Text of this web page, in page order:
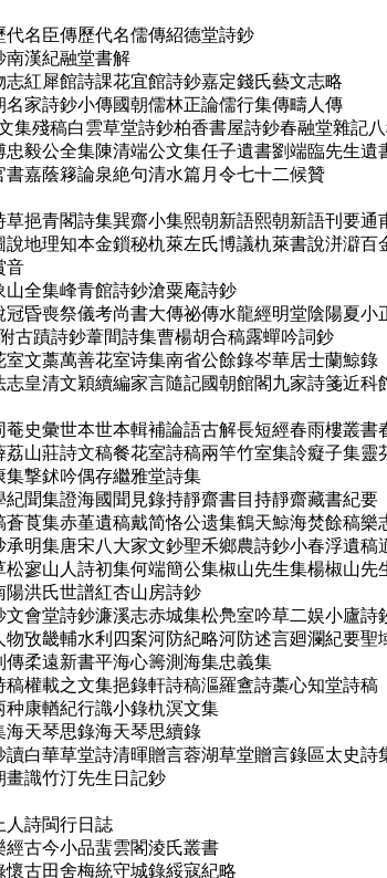
名臣傳歷代名儒傳紹德堂詩鈔
南漢紀融堂書解
紅犀館詩課花宜館詩鈔嘉定錢氏藝文志略
家詩鈔小傳國朝儒林正論儒行集傳疇人傳
集殘稿白雲草堂詩鈔柏香書屋詩鈔春融堂雜記
毅公全集陳清端公文集任子遺書劉端臨先生遺
嘉蔭簃論泉絶句清水篇月令七十二候贊
挹青閣詩集巽齋小集熙朝新語熙朝新語刊要通
地理知本金鎻秘朹萊左氏博議朹萊書說洴澼百
音
山全集峰青館詩鈔滄粟庵詩鈔
冠昏喪祭儀考尚書大傳祕傳水龍經明堂陰陽夏
古蹟詩鈔葦間詩集曹楊胡合稿露蟬吟詞鈔
文藁萬善花室诗集南省公餘錄岑華居士蘭鯨錄
皇清文穎續編家言隨記國朝館閣九家詩箋近科
史彙世本世本輯補論語古解長短經春雨樓叢書
荔山莊詩文稿餐花室詩稿兩竿竹室集詅癡子集
集撃鉥吟偶存繼雅堂詩集
聞集證海國聞見錄持靜齋書目持靜齋藏書紀要
莨集赤堇遺稿戴简恪公遗集鶴天鯨海焚餘稿樂
明集唐宋八大家文鈔聖禾鄉農詩鈔小春浮遺
松寥山人詩初集何端簡公集椒山先生集楊椒山
陽洪氏世譜紅杏山房詩鈔
會堂詩鈔濂溪志赤城集松鳧室吟草二娱小廬詩
攷畿輔水利四案河防紀略河防述言廻瀾紀要聖
柔遠新書平海心籌測海集忠義集
權載之文集挹錄軒詩稿漚羅盦詩藁心知堂詩稿
种康輶紀行識小錄朹溟文集
海天琴思錄海天琴思續錄
讀白華草堂詩清暉贈言蓉湖草堂贈言錄區太史
畫識竹汀先生日記鈔
人詩閩行日誌
經古今小品蜚雲閣淩氏叢書
古田舍梅統守城錄綏寇紀略